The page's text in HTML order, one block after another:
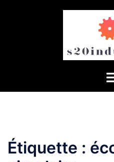
Étiquette :